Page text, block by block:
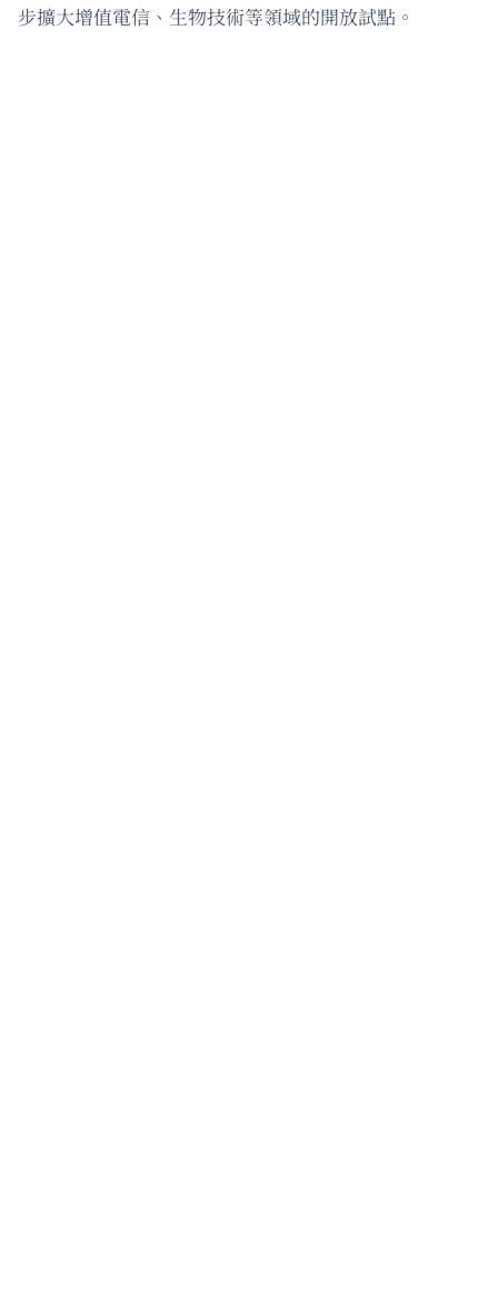
步擴大增值電信、生物技術等領域的開放試點。